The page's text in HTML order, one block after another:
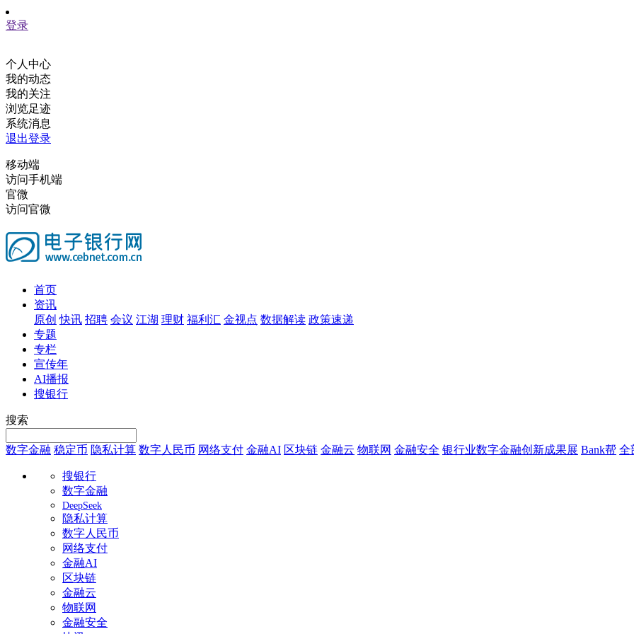
登录
个人中心
我的动态
我的关注
浏览足迹
系统消息
退出登录
移动端
访问手机端
官微
访问官微
首页
资讯
原创 快讯 招聘 会议 江湖 理财 福利汇 金视点 数据解读 政策速递
专题
专栏
宣传年
AI播报
搜银行
搜索
数字金融 稳定币 隐私计算 数字人民币 网络支付 金融AI 区块链 金融云 物联网 金融安全 银行业数字金融创新成果展 Bank帮 全
搜银行
数字金融
DeepSeek
隐私计算
数字人民币
网络支付
金融AI
区块链
金融云
物联网
金融安全